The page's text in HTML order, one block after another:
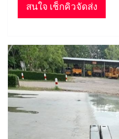
สนใจ เช็กคิวจัดส่ง